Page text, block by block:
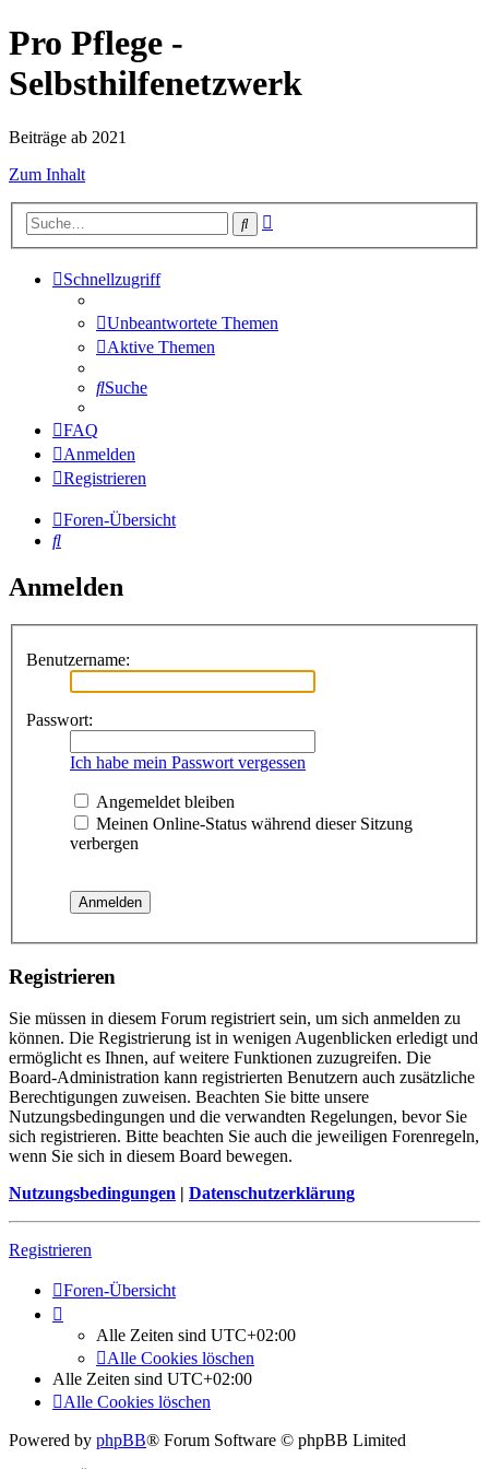
Pro Pflege -
Selbsthilfenetzwerk
Beiträge ab 2021
Zum Inhalt
Suche
Schnellzugriff
Unbeantwortete Themen
Aktive Themen
Suche
FAQ
Anmelden
Registrieren
Foren-Übersicht
Suche
Anmelden
Benutzername:
Passwort:
Ich habe mein Passwort vergessen
Angemeldet bleiben
Meinen Online-Status während dieser Sitzung
verbergen
Registrieren
Sie müssen in diesem Forum registriert sein, um sich anmelden zu
können. Die Registrierung ist in wenigen Augenblicken erledigt und
ermöglicht es Ihnen, auf weitere Funktionen zuzugreifen. Die
Board-Administration kann registrierten Benutzern auch zusätzliche
Berechtigungen zuweisen. Beachten Sie bitte unsere
Nutzungsbedingungen und die verwandten Regelungen, bevor Sie
sich registrieren. Bitte beachten Sie auch die jeweiligen Forenregeln,
wenn Sie sich in diesem Board bewegen.
Nutzungsbedingungen | Datenschutzerklärung
Registrieren
Foren-Übersicht
Alle Zeiten sind UTC+02:00
Alle Cookies löschen
Alle Zeiten sind UTC+02:00
Alle Cookies löschen
Powered by phpBB® Forum Software © phpBB Limited